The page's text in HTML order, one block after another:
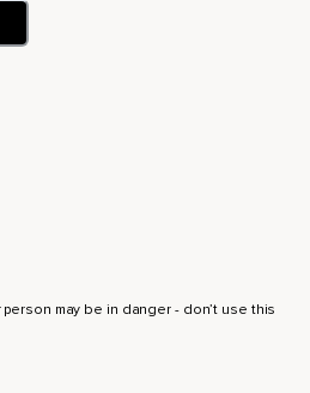
may be in danger - don’t use this